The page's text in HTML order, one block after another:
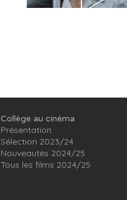
Collège au cinéma
Présentation
Sélection 2023/24
Nouveautés 2024/25
Tous les films 2024/25